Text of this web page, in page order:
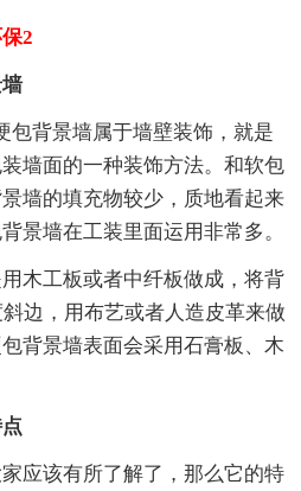
2
包背景墙属于墙壁装饰，就是
墙面的一种装饰方法。和软包
墙的填充物较少，质地看起来
景墙在工装里面运用非常多。
木工板或者中纤板做成，将背
边，用布艺或者人造皮革来做
背景墙表面会采用石膏板、木
应该有所了解了，那么它的特